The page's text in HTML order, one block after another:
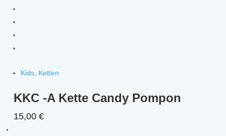
Kids Ketten
KKC -A Kette Candy Pompon
15,00€